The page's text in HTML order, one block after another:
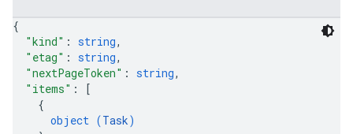
{
"kind" : string,
"etag" : string,
"nextPageToken" : string,
"items" :
[
{
object (Task)